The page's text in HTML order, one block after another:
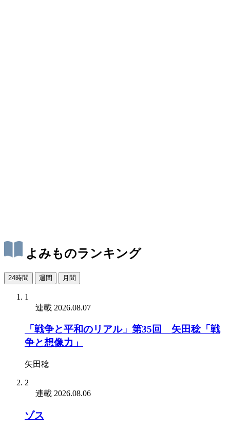
よみものランキング
24時間 週間 月間
1
連載 2026.08.07
「戦争と平和のリアル」第35回 矢田稔「戦
争と想像力」
矢田稔
2
連載 2026.08.06
ゾス